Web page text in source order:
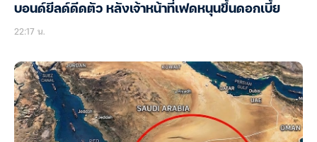
บอนด์ยีลด์ดีดตัว หลังเจ้าหน้าที่เฟดหนุนขึ้นดอกเบี้ย
22:17 น.